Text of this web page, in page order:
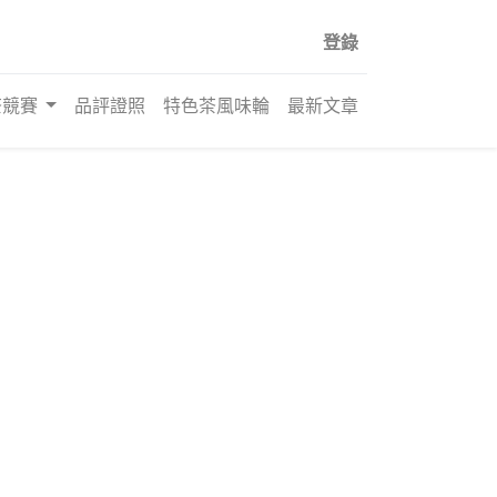
登錄
賽 品評證照 特色茶風味輪 最新文章